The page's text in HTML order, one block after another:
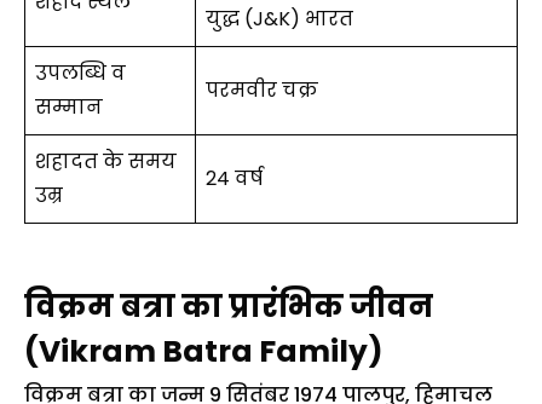
युद्ध (J&K) भारत
उपलब्धि व
सम्मान
परमवीर चक्र
शहादत के समय
उम्र
24 वर्ष
विक्रम बत्रा का प्रारंभिक जीवन
(Vikram Batra Family)
विक्रम बत्रा का जन्म 9 सितंबर 1974 पालपुर, हिमाचल